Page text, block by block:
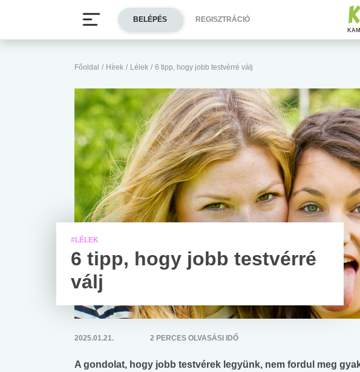
Főoldal / Hírek / Lélek / 6 tipp, hogy jobb testvérré válj
#LÉLEK
6 tipp, hogy jobb testvérré
válj
2025.01.21. 2 PERCES OLVASÁSI IDŐ
A gondolat, hogy jobb testvérek legyünk, nem fordul meg
BELÉPÉS REGISZTRÁCIÓ